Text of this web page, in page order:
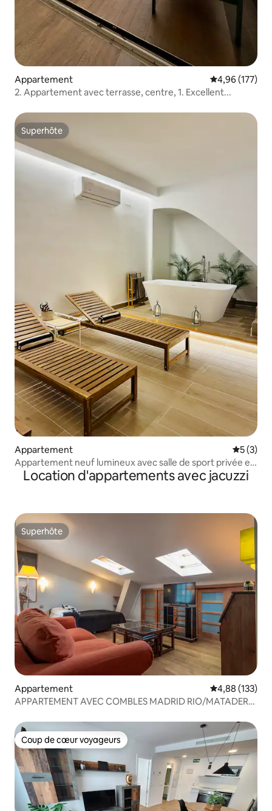
Appartement Évaluation
4,96 (177)
2. Appartement avec terrasse, centre, 1. Excellent...
Superhôte
Superhôte
Appartement
5 (3)
Appartement neuf lumineux avec salle de sport privée et
détente
Location d'appartements avec jacuzzi
Superhôte
Superhôte
Appartement Évaluation
4,88 (133)
APPARTEMENT AVEC COMBLES MADRID RIO/MATADERO
Coup de cœur voyageurs
Coup de cœur voyageurs